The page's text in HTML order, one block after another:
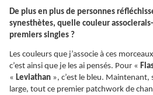
De plus en plus de personnes
synesthètes, quelle couleur
premiers singles ?
Les couleurs que j’associe à ces
c’est ainsi que je les ai pensés. Pour «
« Leviathan », c’est le bleu. Maintenant,
large, tout ce premier patchwork de